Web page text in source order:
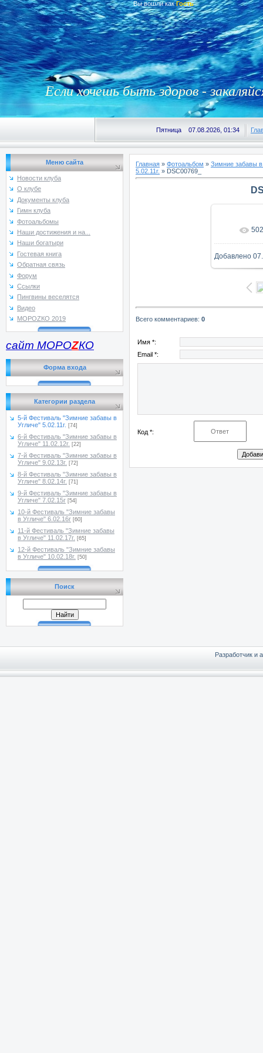
Вы вошли как Гость
Если хочешь быть здоров -
Пятница 07.08.2026, 01:34
Меню сайта
Новости клуба
О клубе
Документы клуба
Гимн клуба
Фотоальбомы
Наши достижения и на...
Наши богатыри
Гостевая книга
Обратная связь
Форум
Ссылки
Пингвины веселятся
Видео
МОРОZКО 2019
сайт МОРОZКО
Форма входа
Категории раздела
5-й Фестиваль "Зимние забавы в
Угличе" 5.02.11г. [74]
6-й Фестиваль "Зимние забавы в
Угличе" 11.02.12г. [22]
7-й Фестиваль "Зимние забавы в
Угличе" 9.02.13г. [72]
8-й Фестиваль "Зимние забавы в
Угличе" 8.02.14г. [71]
9-й Фестиваль "Зимние забавы в
Угличе" 7.02.15г [54]
10-й Фестиваль "Зимние забавы
в Угличе" 6.02.16г [60]
11-й Фестиваль "Зимние забавы
в Угличе" 11.02.17г. [65]
12-й Фестиваль "Зимние забавы
в Угличе" 10.02.18г. [50]
Поиск
Главная » Фотоальбом » Зимние забавы в
5.02.11г. » DSC00769_
В 502
Добавлено
Всего комментариев: 0
Имя *:
Email *:
Код *:
Разработчик и